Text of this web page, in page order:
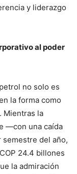
y liderazgo
al poder
no solo es
la forma como
Mientras la
—con una caída
del año,
24.4 billones
la admiración